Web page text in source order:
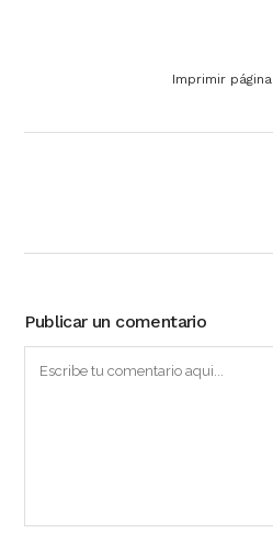
Imprimir página
Publicar un comentario